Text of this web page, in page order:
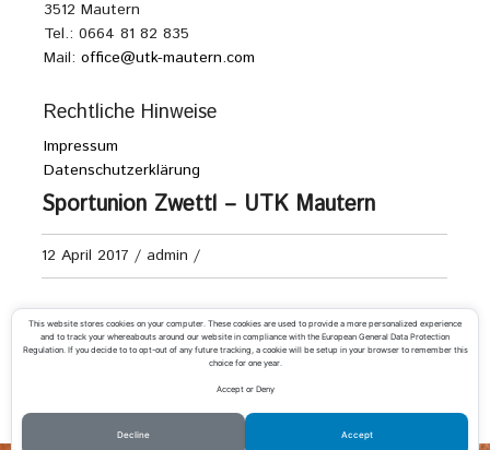
3512 Mautern
Tel.: 0664 81 82 835
Mail: office@utk-mautern.com
Rechtliche Hinweise
Impressum
Datenschutzerklärung
Sportunion Zwettl – UTK Mautern
12 April 2017 / admin /
Senioren 60+ Kreisliga A
UTC Hadersdorf-Kammern 2 – UTK Mautern
UTC Rohrendorf – UTK Mautern 2
This website stores cookies on your computer. These cookies are used to provide a more personalized experience
and to track your whereabouts around our website in compliance with the European General Data Protection
Regulation. If you decide to to opt-out of any future tracking, a cookie will be setup in your browser to remember this
choice for one year.
Accept or Deny
Decline Accept